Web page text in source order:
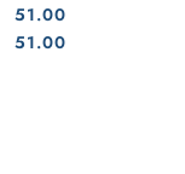
Cena:
51.00
Cena:
51.00